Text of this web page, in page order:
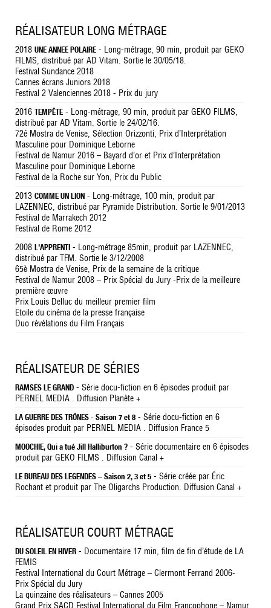
RÉALISATEUR LONG MÉTRAGE
2018 UNE ANNEE POLAIRE - Long-métrage, 90 min, produit par GEKO
FILMS, distribué par AD Vitam. Sortie le 30/05/18.
Festival Sundance 2018
Cannes écrans Juniors 2018
Festival 2 Valenciennes 2018 - Prix du jury
2016 TEMPÊTE - Long-métrage, 90 min, produit par GEKO FILMS,
distribué par AD Vitam. Sortie le 24/02/16.
72é Mostra de Venise, Sélection Orizzonti, Prix d’Interprétation
Masculine pour Dominique Leborne
Festival de Namur 2016 – Bayard d’or et Prix d’Interprétation
Masculine pour Dominique Leborne
Festival de la Roche sur Yon, Prix du Public
2013 COMME UN LION - Long-métrage, 100 min, produit par
LAZENNEC, distribué par Pyramide Distribution. Sortie le 9/01/2013
Festival de Marrakech 2012
Festival de Rome 2012
2008 L'APPRENTI - Long-métrage 85min, produit par LAZENNEC,
distribué par TFM. Sortie le 3/12/2008
65è Mostra de Venise, Prix de la semaine de la critique
Festival de Namur 2008 – Prix Spécial du Jury -Prix de la meilleure
première œuvre
Prix Louis Delluc du meilleur premier film
Etoile du cinéma de la presse française
Duo révélations du Film Français
RÉALISATEUR DE SÉRIES
RAMSES LE GRAND - Série docu-fiction en 6 épisodes produit par
PERNEL MEDIA . Diffusion Planète +
LA GUERRE DES TRÔNES - Saison 7 et 8 - Série docu-fiction en 6
épisodes produit par PERNEL MEDIA . Diffusion France 5
MOOCHIE, Qui a tué Jill Halliburton ? - Série documentaire en 6 épisodes
produit par GEKO FILMS . Diffusion Canal +
LE BUREAU DES LEGENDES – Saison 2, 3 et 5 - Série créée par Éric
Rochant et produit par The Oligarchs Production. Diffusion Canal +
RÉALISATEUR COURT MÉTRAGE
DU SOLEIL EN HIVER - Documentaire 17 min, film de fin d’étude de LA
FEMIS
Festival International du Court Métrage – Clermont Ferrand 2006-
Prix Spécial du Jury
La quinzaine des réalisateurs – Cannes 2005
Grand Prix SACD Festival International du Film Francophone – Namur